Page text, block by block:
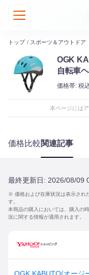
トップ / スポーツ＆アウトドア
OGK
自転車
ージー
価格帯: 税
本ページには
価格比較関連記事
最終更新日: 2026/08/09
※ 価格および在庫状況は表示され
す。
本商品の購入においては、購入の
況に関する情報が適用されます。